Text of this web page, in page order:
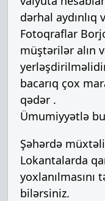
dərhal aydınlıq
Fotoqraflar
müştərilər alın
bacarıq çox
qədər .
Ümumiyyətlə
Şəhərdə
Lokantalarda
bilərsiniz.